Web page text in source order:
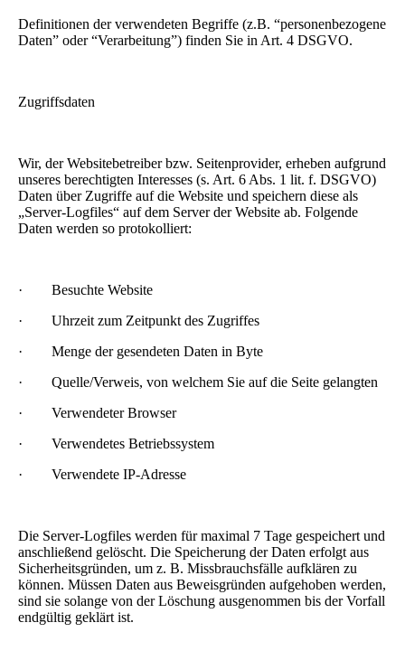
Definitionen der verwendeten Begriffe (z.B. “personenbezogene
Daten” oder “Verarbeitung”) finden Sie in Art. 4 DSGVO.
Zugriffsdaten
Wir, der Websitebetreiber bzw. Seitenprovider, erheben aufgrund
unseres berechtigten Interesses (s. Art. 6 Abs. 1 lit. f. DSGVO)
Daten über Zugriffe auf die Website und speichern diese als
„Server-Logfiles“ auf dem Server der Website ab. Folgende
Daten werden so protokolliert:
· Besuchte Website
· Uhrzeit zum Zeitpunkt des Zugriffes
· Menge der gesendeten Daten in Byte
· Quelle/Verweis, von welchem Sie auf die Seite gelangten
· Verwendeter Browser
· Verwendetes Betriebssystem
· Verwendete IP-Adresse
Die Server-Logfiles werden für maximal 7 Tage gespeichert und
anschließend gelöscht. Die Speicherung der Daten erfolgt aus
Sicherheitsgründen, um z. B. Missbrauchsfälle aufklären zu
können. Müssen Daten aus Beweisgründen aufgehoben werden,
sind sie solange von der Löschung ausgenommen bis der Vorfall
endgültig geklärt ist.